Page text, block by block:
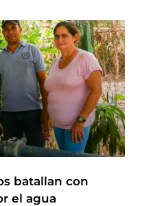
batallan con
el agua